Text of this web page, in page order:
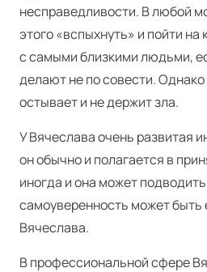
несправедливости. В любой
этого «вспыхнуть» и пойти
с самыми близкими людьми,
делают не по совести.
остывает и не держит зла.
У Вячеслава очень развитая
он обычно и полагается в
иногда и она может
самоуверенность может
Вячеслава.
В профессиональной сфере